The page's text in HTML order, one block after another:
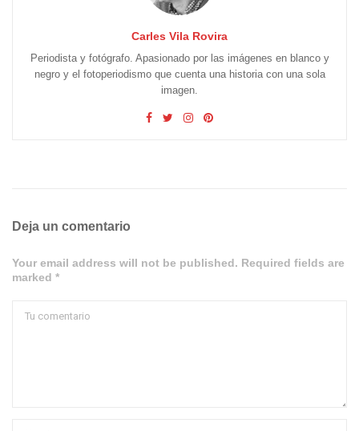
Carles Vila Rovira
Periodista y fotógrafo. Apasionado por las imágenes en blanco y
negro y el fotoperiodismo que cuenta una historia con una sola
imagen.
Deja un comentario
Your email address will not be published. Required fields are
marked *